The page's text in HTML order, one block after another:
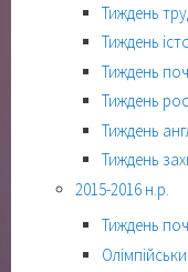
Тиждень
Тиждень
Тиждень
Тиждень
Тиждень
Тиждень
2015-2016 н.р.
Тиждень